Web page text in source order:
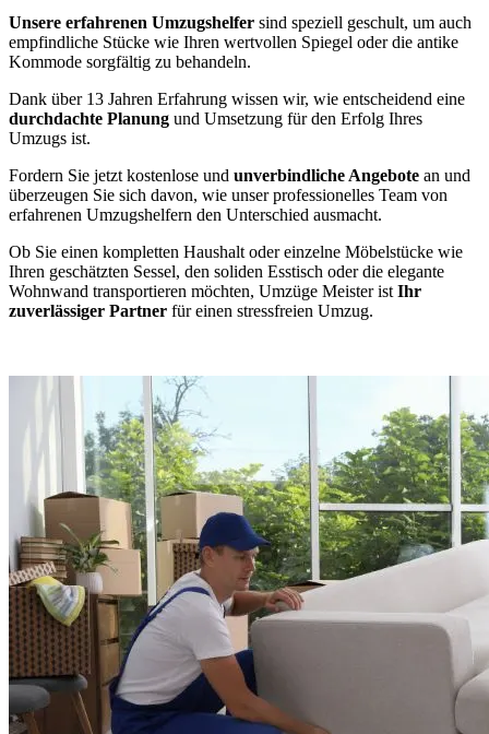
Unsere erfahrenen Umzugshelfer sind speziell geschult, um auch
empfindliche Stücke wie Ihren wertvollen Spiegel oder die antike
Kommode sorgfältig zu behandeln.
Dank über 13 Jahren Erfahrung wissen wir, wie entscheidend eine
durchdachte Planung und Umsetzung für den Erfolg Ihres
Umzugs ist.
Fordern Sie jetzt kostenlose und unverbindliche Angebote an und
überzeugen Sie sich davon, wie unser professionelles Team von
erfahrenen Umzugshelfern den Unterschied ausmacht.
Ob Sie einen kompletten Haushalt oder einzelne Möbelstücke wie
Ihren geschätzten Sessel, den soliden Esstisch oder die elegante
Wohnwand transportieren möchten, Umzüge Meister ist Ihr
zuverlässiger Partner für einen stressfreien Umzug.